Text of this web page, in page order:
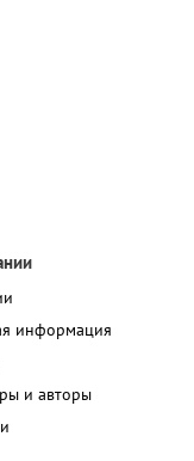
информация
и авторы